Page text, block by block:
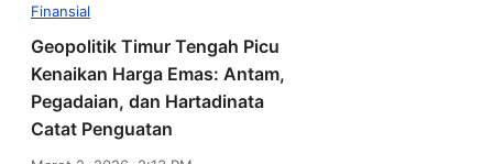
Finansial
Geopolitik Timur Tengah Picu
Kenaikan Harga Emas: Antam,
Pegadaian, dan Hartadinata
Catat Penguatan